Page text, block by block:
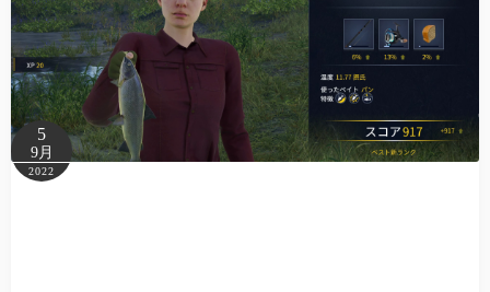
5
9月
2022